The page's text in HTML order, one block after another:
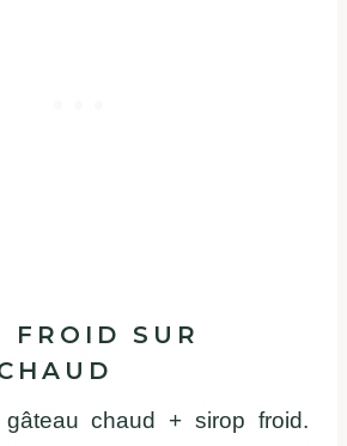
FROID SUR
chaud + sirop froid.